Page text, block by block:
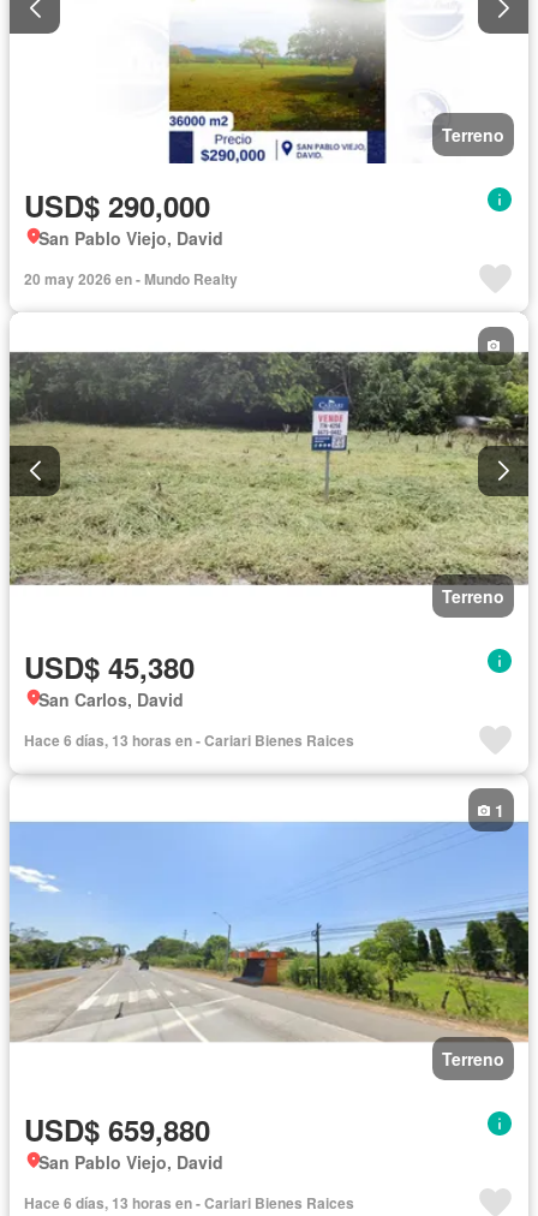
Terreno
USD$ 290,000
San Pablo Viejo, David
20 may 2026 en - Mundo Realty
Terreno
USD$ 45,380
San Carlos, David
Hace 6 días, 13 horas en - Cariari Bienes Raices
Terreno
1
USD$ 659,880
San Pablo Viejo, David
Hace 6 días, 13 horas en - Cariari Bienes Raices